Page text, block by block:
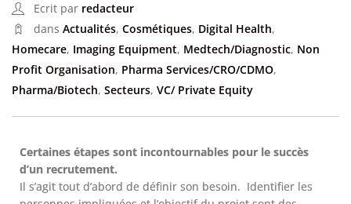
Ecrit par redacteur
dans Actualités, Cosmétiques, Digital Health,
Homecare, Imaging Equipment, Medtech/Diagnostic, Non
Profit Organisation, Pharma Services/CRO/CDMO,
Pharma/Biotech, Secteurs, VC/ Private Equity
Certaines étapes sont incontournables pour le succès
d’un recrutement.
Il s’agit tout d’abord de définir son besoin. Identifier les